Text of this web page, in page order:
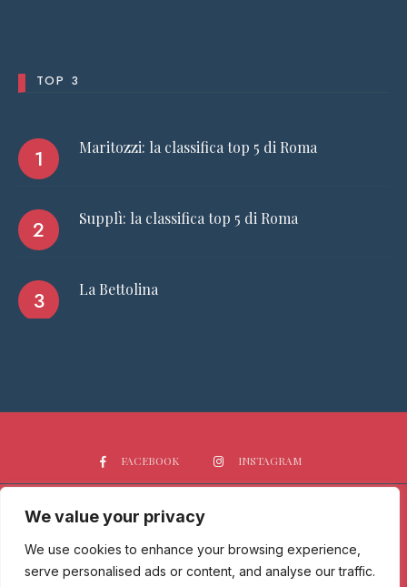
We value your privacy
We use cookies to enhance your browsing experience,
serve personalised ads or content, and analyse our traffic.
TOP 3
Maritozzi: la classifica top 5 di Roma
Supplì: la classifica top 5 di Roma
La Bettolina
FACEBOOK INSTAGRAM
HOME CHI SIAMO